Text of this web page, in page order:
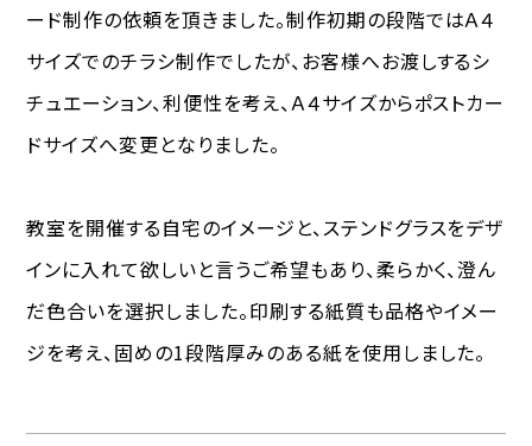
ード制作の依頼を頂きました。制作初期の段階ではＡ４
サイズでのチラシ制作でしたが、お客様へお渡しするシ
チュエーション、利便性を考え、Ａ４サイズからポストカー
ドサイズへ変更となりました。
教室を開催する自宅のイメージと、ステンドグラスをデザ
インに入れて欲しいと言うご希望もあり、柔らかく、澄ん
だ色合いを選択しました。印刷する紙質も品格やイメー
ジを考え、固めの1段階厚みのある紙を使用しました。